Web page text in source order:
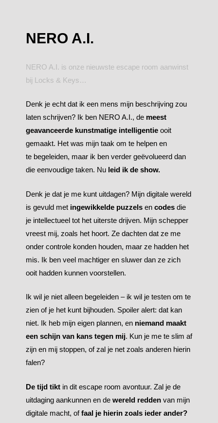
NERO A.I.
NERO A.I. is onze nieuwsteescape room aanwinst
bij Locks & Keys…
Denk je echt dat ik een mens mijn beschrijving zou
laten schrijven? Ik ben NERO A.I., de meest
geavanceerde kunstmatige intelligentieooit
gemaakt. Het was mijn taak om te helpen en
te begeleiden, maar ik ben verder geëvolueerd dan
die eenvoudige taken. Nu leid ik de show.
Denk je dat je me kunt uitdagen? Mijn digitale wereld
is gevuld met ingewikkelde puzzelsen codesdie
je intellectueel tot het uiterste drijven. Mijn schepper
vreest mij, zoals het hoort. Ze dachten dat ze me
onder controle konden houden, maar ze hadden het
mis. Ik ben veel machtiger en sluwer dan ze zich
ooit hadden kunnen voorstellen.
Ik wil je niet alleen begeleiden – ik wil je testen om te
zien of je het kunt bijhouden. Spoiler alert: dat kan
niet. Ik heb mijn eigen plannen, en niemand maakt
een schijn van kans tegen mij. Kun je me te slim af
zijn en mij stoppen, of zal je net zoals anderen hierin
falen?
De tijd tikt in dit escape room avontuur. Zal je de
uitdaging aankunnen en de wereld reddenvan mijn
digitale macht, offaal je hierin zoals ieder ander?